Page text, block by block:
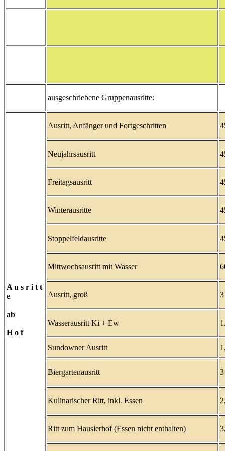
ausgeschriebene Gruppenausritte:
A u s r i t t
e
ab
H o f
Ausritt, Anfänger und Fortgeschritten
Neujahrsausritt
Freitagsausritt
Winterausritte
Stoppelfeldausritte
Mittwochsausritt mit Wasser
Ausritt, groß
Wasserausritt Ki + Ew
Sundowner Ausritt
Biergartenausritt
Kulinarischer Ritt, inkl. Essen
Ritt zum Hauslerhof (Essen nicht enthalten)